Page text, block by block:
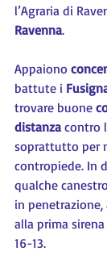
l’Agraria di
Ravenna.
Appaiono
battute i
trovare buone
distanza contro
soprattutto per
contropiede. In
qualche
in
alla prima
16-13.